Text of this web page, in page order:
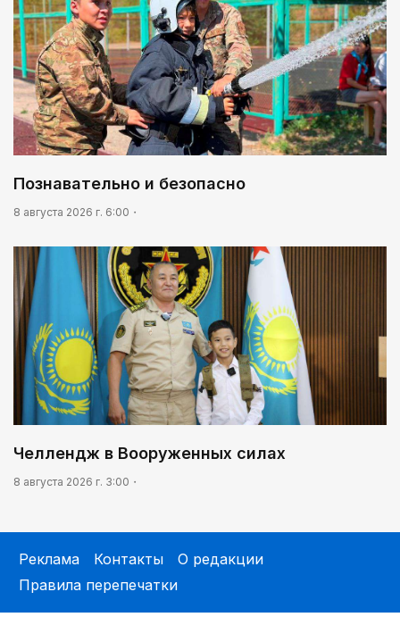
Познавательно и безопасно
8 августа 2026 г. 6:00
Челлендж в Вооруженных силах
8 августа 2026 г. 3:00
Реклама Контакты
О редакции
Правила перепечатки